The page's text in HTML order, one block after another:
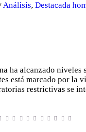
Análisis,Destacada
alcanzado niveles
está marcado por
restrictivas se